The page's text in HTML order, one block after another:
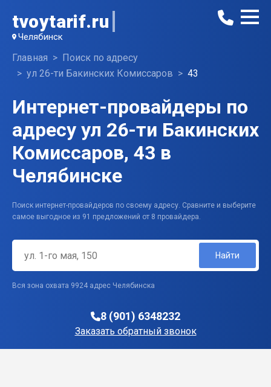
tvoytarif.ru
Челябинск
Главная
Поиск по адресу
ул 26-ти Бакинских Комиссаров
43
Интернет-провайдеры по
адресу ул 26-ти Бакинских
Комиссаров, 43 в
Челябинске
Поиск интернет-провайдеров по своему адресу. Сравните и выберите
самое выгодное из 91 предложений от 8 провайдера.
Найти
Вся зона охвата 9924 адрес Челябинска
8 (901) 6348232
Заказать обратный звонок